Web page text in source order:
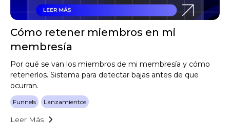
Cómo retener miembros en mi
membresía
Por qué se van los miembros de mi membresía y cómo
retenerlos. Sistema para detectar bajas antes de que
ocurran.
Funnels Lanzamientos
Leer Más